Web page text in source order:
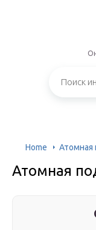
Home Атомная
Атомная